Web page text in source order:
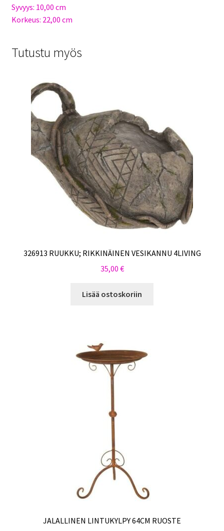
Syvyys: 10,00 cm
Korkeus: 22,00 cm
Tutustu myös
326913 RUUKKU; RIKKINÄINEN VESIKANNU 4LIVING
35,00 €
Lisää ostoskoriin
JALALLINEN LINTUKYLPY 64CM RUOSTE